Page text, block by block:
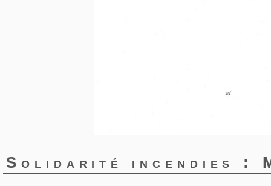
Solidarité incendies :